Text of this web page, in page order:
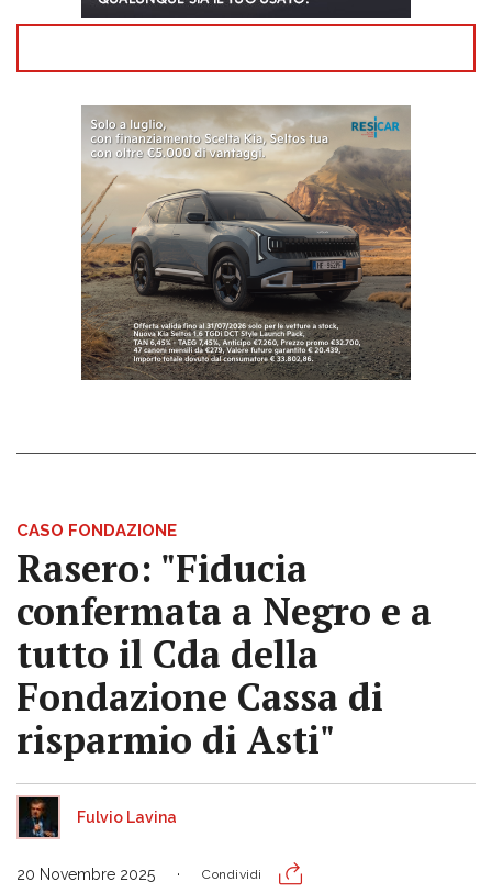
CASO FONDAZIONE
Rasero: "Fiducia
confermata a Negro e a
tutto il Cda della
Fondazione Cassa di
risparmio di Asti"
Fulvio Lavina
20 Novembre 2025 Condividi